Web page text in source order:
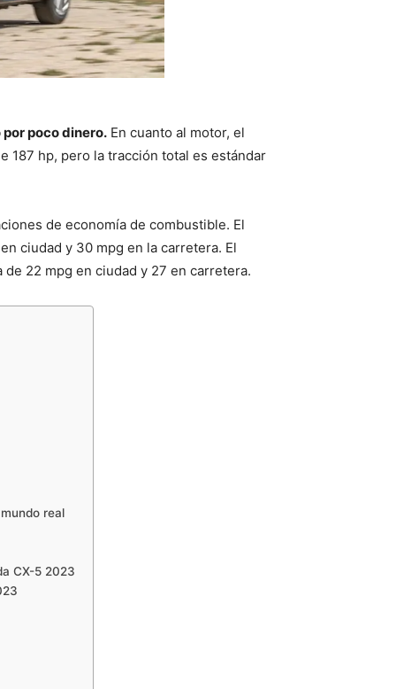
poco dinero. En cuanto al motor, el
187 hp, pero la tracción total es estándar
de economía de combustible. El
ciudad y 30 mpg en la carretera. El
22 mpg en ciudad y 27 en carretera.
real
CX-5 2023